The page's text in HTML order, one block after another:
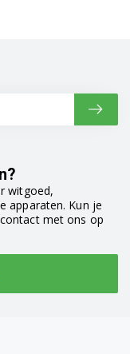
witgoed,
apparaten. Kun je
met ons op